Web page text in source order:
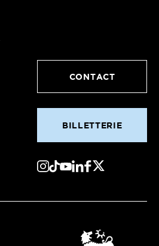
CONTACT
BILLETTERIE